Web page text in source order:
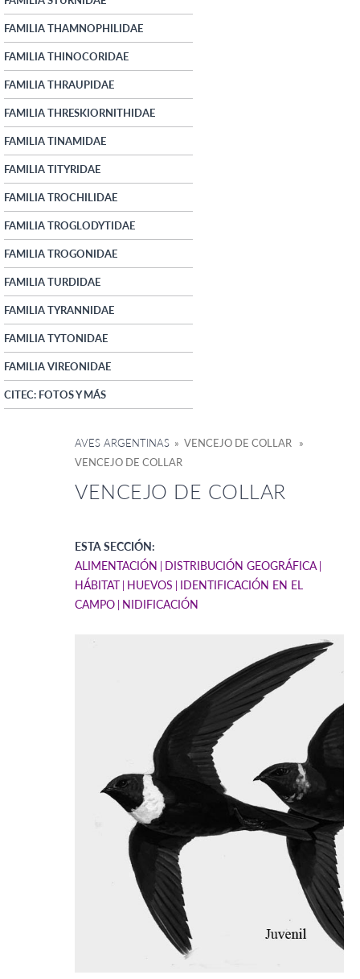
FAMILIA THAMNOPHILIDAE
FAMILIA THINOCORIDAE
FAMILIA THRAUPIDAE
FAMILIA THRESKIORNITHIDAE
FAMILIA TINAMIDAE
FAMILIA TITYRIDAE
FAMILIA TROCHILIDAE
FAMILIA TROGLODYTIDAE
FAMILIA TROGONIDAE
FAMILIA TURDIDAE
FAMILIA TYRANNIDAE
FAMILIA TYTONIDAE
FAMILIA VIREONIDAE
CITEC: FOTOS Y MÁS
AVES ARGENTINAS » VENCEJO DE COLLAR »
VENCEJO DE COLLAR
VENCEJO DE COLLAR
ESTA SECCIÓN:
ALIMENTACIÓN
DISTRIBUCIÓN GEOGRÁFICA
HÁBITAT HUEVOS
IDENTIFICACIÓN EN EL
CAMPO NIDIFICACIÓN